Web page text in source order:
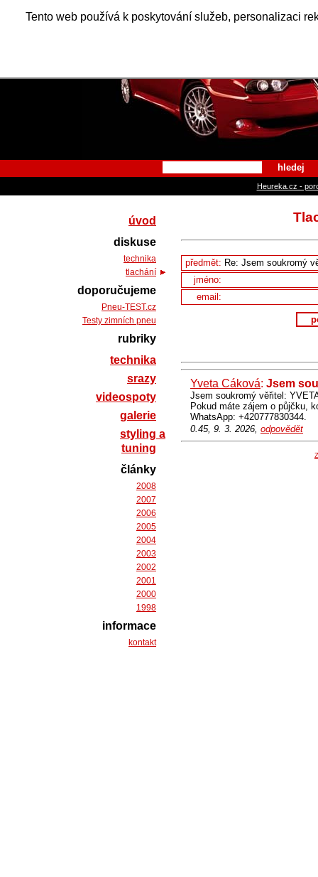
Tento web používá k poskytování služeb, personalizaci
Alfa
hledej
Heureka.cz -
předmět:
jméno:
email:
Yveta Cáková: Jsem
Jsem soukromý věřitel:
Pokud máte zájem o půjčku,
WhatsApp: +420777830344.
0.45, 9. 3. 2026, odpovědět
úvod
diskuse
technika
tlachání
doporučujeme
Pneu-TEST.cz
Testy zimních pneu
rubriky
technika
srazy
videospoty
galerie
styling a
tuning
články
2008
2007
2006
2005
2004
2003
2002
2001
2000
1998
informace
kontakt